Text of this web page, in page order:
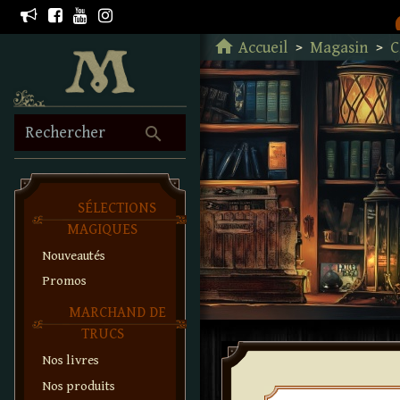
search
Rechercher
SÉLECTIONS
MAGIQUES
Nouveautés
Promos
MARCHAND DE
TRUCS
Nos livres
Nos produits
home Accueil Magasin
Retour à l'accueil